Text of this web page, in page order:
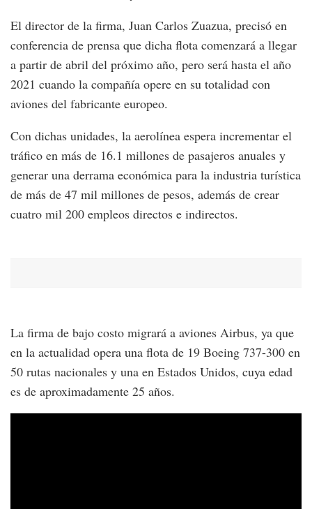
El director de la firma, Juan Carlos Zuazua, precisó en
conferencia de prensa que dicha flota comenzará a llegar
a partir de abril del próximo año, pero será hasta el año
2021 cuando la compañía opere en su totalidad con
aviones del fabricante europeo.
Con dichas unidades, la aerolínea espera incrementar el
tráfico en más de 16.1 millones de pasajeros anuales y
generar una derrama económica para la industria turística
de más de 47 mil millones de pesos, además de crear
cuatro mil 200 empleos directos e indirectos.
La firma de bajo costo migrará a aviones Airbus, ya que
en la actualidad opera una flota de 19 Boeing 737-300 en
50 rutas nacionales y una en Estados Unidos, cuya edad
es de aproximadamente 25 años.